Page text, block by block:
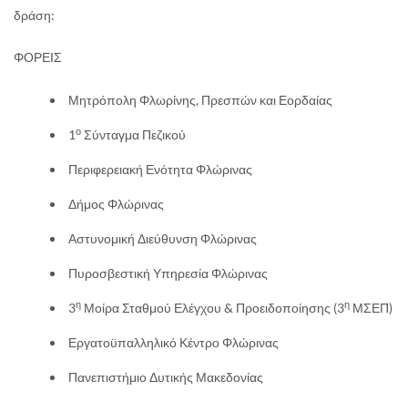
δράση:
ΦΟΡΕΙΣ
Μητρόπολη Φλωρίνης, Πρεσπών και Εορδαίας
1ο Σύνταγμα Πεζικού
Περιφερειακή Ενότητα Φλώρινας
Δήμος Φλώρινας
Αστυνομική Διεύθυνση Φλώρινας
Πυροσβεστική Υπηρεσία Φλώρινας
3η Μοίρα Σταθμού Ελέγχου & Προειδοποίησης (3η ΜΣΕΠ)
Εργατοϋπαλληλικό Κέντρο Φλώρινας
Πανεπιστήμιο Δυτικής Μακεδονίας